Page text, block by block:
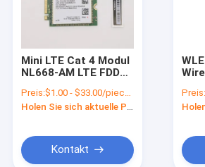
Über uns
Werksbesichtigung
Neuigkeiten
Mini LTE Cat 4 Modul
NL668-AM LTE FDD
mehrfache Frequenz
Preis:$1.00 - $33.00/pieces
Kontakt